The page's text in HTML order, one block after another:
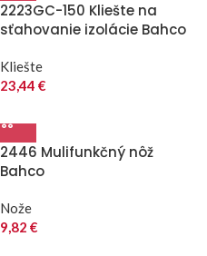
2223GC-150 Kliešte na
sťahovanie izolácie Bahco
Kliešte
23,44 €
2446 Mulifunkčný nôž
Bahco
Nože
9,82 €